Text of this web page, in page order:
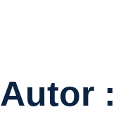
Autor :